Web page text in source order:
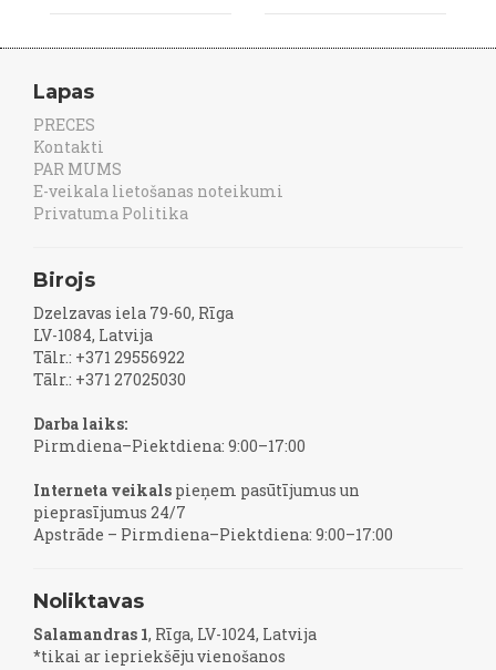
Lapas
PRECES
Kontakti
PAR MUMS
E-veikala lietošanas noteikumi
Privatuma Politika
Birojs
Dzelzavas iela 79-60, Rīga
LV-1084, Latvija
Tālr.: +371 29556922
Tālr.: +371 27025030
Darba laiks:
Pirmdiena–Piektdiena: 9:00–17:00
Interneta veikals pieņem pasūtījumus un
pieprasījumus 24/7
Apstrāde – Pirmdiena–Piektdiena: 9:00–17:00
Noliktavas
Salamandras 1, Rīga, LV-1024, Latvija
*tikai ar iepriekšēju vienošanos